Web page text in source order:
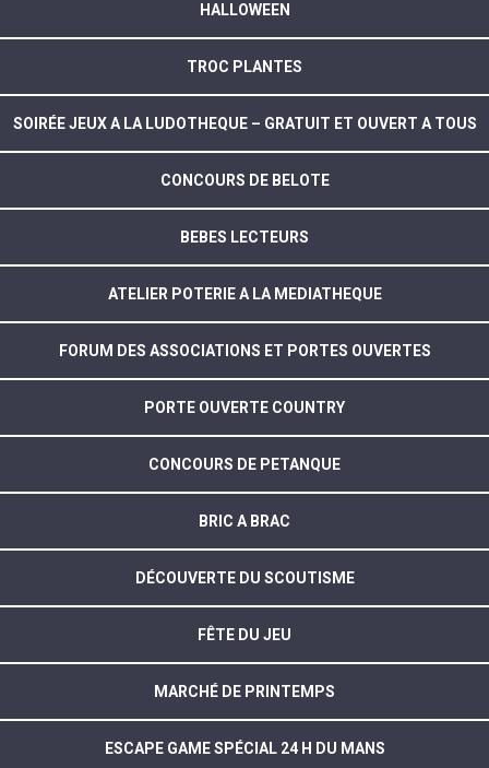
HALLOWEEN
TROC PLANTES
SOIRÉE JEUX A LA LUDOTHEQUE – GRATUIT ET OUVERT A TOUS
CONCOURS DE BELOTE
BEBES LECTEURS
ATELIER POTERIE A LA MEDIATHEQUE
FORUM DES ASSOCIATIONS ET PORTES OUVERTES
PORTE OUVERTE COUNTRY
CONCOURS DE PETANQUE
BRIC A BRAC
DÉCOUVERTE DU SCOUTISME
FÊTE DU JEU
MARCHÉ DE PRINTEMPS
ESCAPE GAME SPÉCIAL 24 H DU MANS